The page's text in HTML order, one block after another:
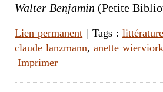
Walter Benjamin (Petite
Lien permanent | Tags : littérature
claude lanzmann, anette
Imprimer